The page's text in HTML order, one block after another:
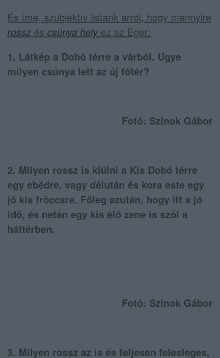
És íme, szubjektív listánk arról, hogy mennyire
rossz és csúnya helyez az Eger:
1. Látkép a Dobó térre a várból. Ugye
milyen csúnya lett az új főtér?
Fotó: Szinok Gábor
2. Milyen rossz is kiülni a Kis Dobó térre
egy ebédre, vagy délután és kora este egy
jó kis fröccsre. Főleg azután, hogy itt a jó
idő, és netán egy kis élő zene is szól a
háttérben.
Fotó: Szinok Gábor
3. Milyen rossz az is és teljesen felesleges,